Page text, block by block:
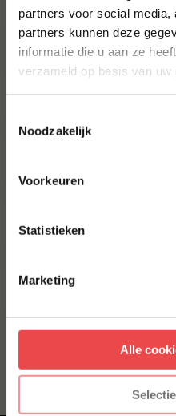
partners voor social
partners kunnen deze
informatie die u aan ze
verzameld op basis van
Noodzakelijk
Voorkeuren
Statistieken
Marketing
Alle
DORADE
Schrijf je in voor onze
10% korting op jouw
VOORNAAM
ACHTERNAAM
* Alleen voor nieuwe
afgeprijsde producten.